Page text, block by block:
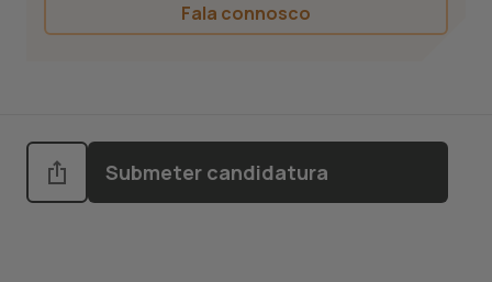
Fala connosco
Submeter candidatura